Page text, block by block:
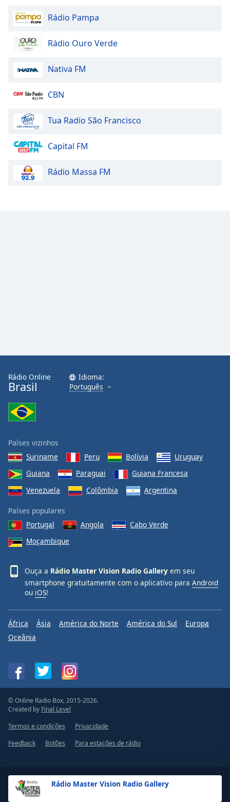
Rádio Master Vision Radio Gallery
Rádio Pampa
Rádio Ouro Verde
Nativa FM
CBN
Tua Radio São Francisco
Capital FM
Rádio Massa FM
Rádio Online
Brasil
Idioma:
Português
Países vizinhos
Suriname
Peru Bolívia
Uruguay
Guiana
Paraguai
Guiana Francesa
Venezuela
Colômbia Argentina
Países populares
Portugal
Angola
Cabo Verde
Moçambique
Ouça a Rádio Master Vision Radio Gallery em seu
smartphone gratuitamente com o aplicativo para Android
ou iOS!
África Ásia América do Norte América do Sul
Europa
Oceânia
© Online Radio Box, 2015-2026.
Created by Final Level
Termos e condições
Privacidade
Feedback
Botões Para estações de rádio